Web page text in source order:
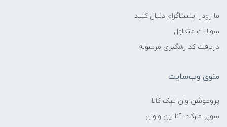
ما رودر اینستاگرام دنبال کنید
سوالات متداول
دریافت کد رهگیری مرسوله
منوی وب‌سایت
پروموشن وان تیک کالا
سوپر مارکت آنلاین واوان